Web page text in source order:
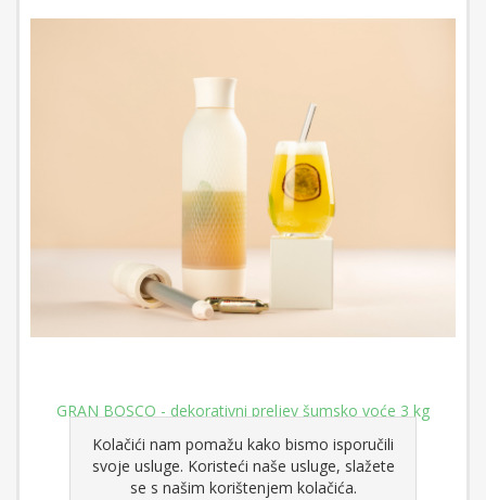
GRAN BOSCO - dekorativni preljev šumsko voće 3 kg
Kolačići nam pomažu kako bismo isporučili
svoje usluge. Koristeći naše usluge, slažete
se s našim korištenjem kolačića.